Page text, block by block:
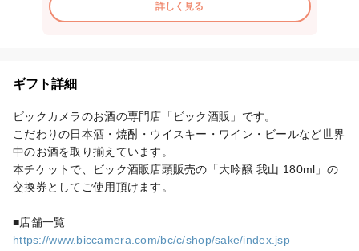
詳しく見る
ギフト詳細
ビックカメラのお酒の専門店「ビック酒販」です。
こだわりの日本酒・焼酎・ウイスキー・ワイン・ビールなど世界
中のお酒を取り揃えています。
本チケットで、ビック酒販店頭販売の「大吟醸 我山 180ml」の
交換券としてご使用頂けます。
https://www.biccamera.com/bc/c/shop/sake/index.jsp